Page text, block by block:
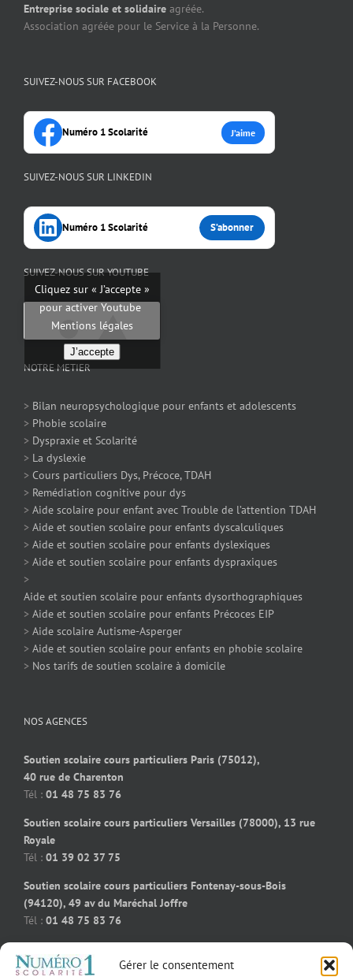
Gérer le consentement
Entreprise sociale et solidaire agréée.
Association agréée pour le Service à la Personne.
SUIVEZ-NOUS SUR FACEBOOK
Numéro 1 Scolarité J’aime
SUIVEZ-NOUS SUR LINKEDIN
Numéro 1 Scolarité S’abonner
SUIVEZ-NOUS SUR YOUTUBE
Cliquez sur « J’accepte »
pour activer Youtube
Mentions légales
J’accepte
NOTRE METIER
> Bilan neuropsychologique pour enfants et adolescents
> Phobie scolaire
> Dyspraxie et Scolarité
> La dyslexie
> Cours particuliers Dys, Précoce, TDAH
> Remédiation cognitive pour dys
> Aide scolaire pour enfant avec Trouble de l’attention TDAH
> Aide et soutien scolaire pour enfants dyscalculiques
> Aide et soutien scolaire pour enfants dyslexiques
> Aide et soutien scolaire pour enfants dyspraxiques
>
Aide et soutien scolaire pour enfants dysorthographiques
> Aide et soutien scolaire pour enfants Précoces EIP
> Aide scolaire Autisme-Asperger
> Aide et soutien scolaire pour enfants en phobie scolaire
> Nos tarifs de soutien scolaire à domicile
NOS AGENCES
Soutien scolaire cours particuliers Paris (75012),
40 rue de Charenton
Tél : 01 48 75 83 76
Soutien scolaire cours particuliers Versailles (78000), 13 rue
Royale
Tél : 01 39 02 37 75
Soutien scolaire cours particuliers Fontenay-sous-Bois
(94120), 49 av du Maréchal Joffre
Tél : 01 48 75 83 76
rue des bourguignons